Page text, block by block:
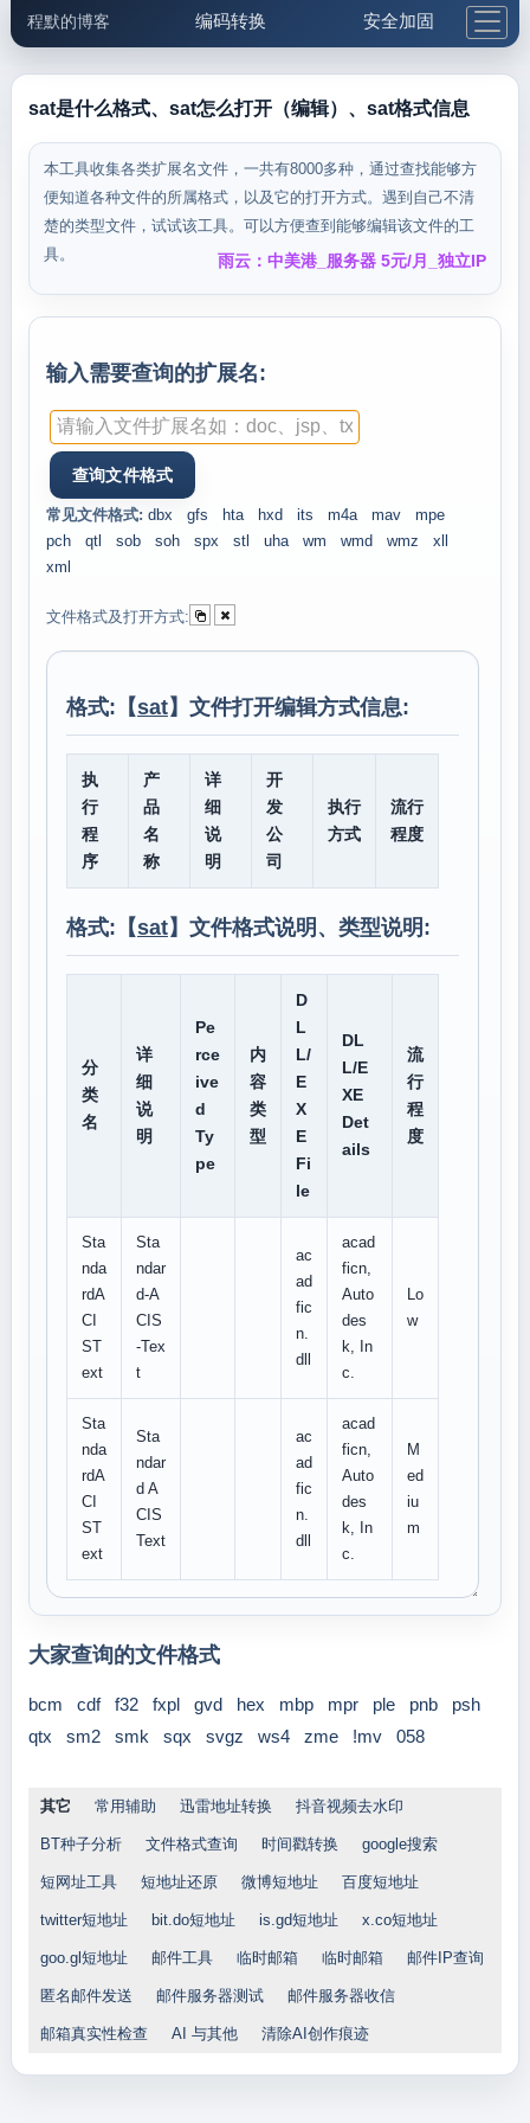
程默的博客 编码转换 安全加固
邮件工具 生活便民 更多工具
5.1支付宝大红包
sat是什么格式、sat怎么打开（编辑）、sat格式信息
本工具收集各类扩展名文件，一共有8000多种，通过查找能够方
便知道各种文件的所属格式，以及它的打开方式。遇到自己不清
楚的类型文件，试试该工具。可以方便查到能够编辑该文件的工
具。
雨云：中美港_服务器 5元/月_独立IP
输入需要查询的扩展名:
常见文件格式: dbx gfs hta hxd its m4a mav
mpe
pch
qtl sob soh spx stl uha wm wmd wmz
xll
xml
文件格式及打开方式:
格式:【sat】文件打开编辑方式信息:
执
行
程
序
产
品
名
称
详
细
说
明
开
发
公
司
执行
方式
流行
程度
格式:【sat】文件格式说明、类型说明:
分
类
名
详
细
说
明
Pe
rce
ive
d
Ty
pe
内
容
类
型
D
L
L/
E
X
E
Fi
le
DL
L/E
XE
Det
ails
流
行
程
度
Sta
nda
rdA
CI
ST
ext
Sta
ndar
d-A
CIS
-Tex
t
ac
ad
fic
n.
dll
acad
ficn,
Auto
des
k, In
c.
Lo
w
Sta
nda
rdA
CI
ST
ext
Sta
ndar
d A
CIS
Text
ac
ad
fic
n.
dll
acad
ficn,
Auto
des
k, In
c.
M
ed
iu
m
大家查询的文件格式
bcm cdf f32 fxpl gvd hex mbp mpr ple pnb
psh
qtx
sm2 smk sqx svgz ws4 zme !mv 058
其它 常用辅助 迅雷地址转换 抖音视频去水印
BT种子分析 文件格式查询 时间戳转换 google搜索
短网址工具 短地址还原 微博短地址 百度短地址
twitter短地址 bit.do短地址 is.gd短地址 x.co短地址
goo.gl短地址 邮件工具 临时邮箱 临时邮箱 邮件IP查询
匿名邮件发送 邮件服务器测试 邮件服务器收信
邮箱真实性检查 AI 与其他 清除AI创作痕迹